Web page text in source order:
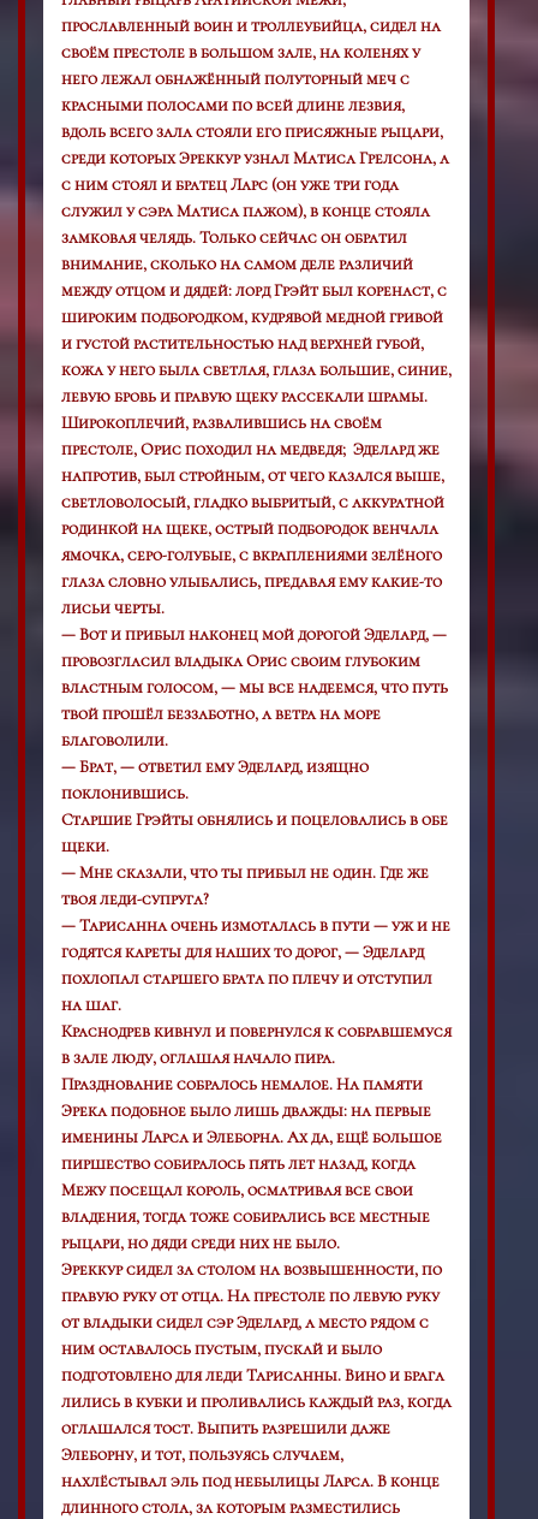
прославленный воин и троллеубийца, сидел на
своём престоле в большом зале, на коленях у
него лежал обнажённый полуторный меч с
красными полосами по всей длине лезвия,
вдоль всего зала стояли его присяжные рыцари,
среди которых Эреккур узнал Матиса Грелсона, а
с ним стоял и братец Ларс (он уже три года
служил у сэра Матиса пажом), в конце стояла
замковая челядь. Только сейчас он обратил
внимание, сколько на самом деле различий
между отцом и дядей: лорд Грэйт был коренаст, с
широким подбородком, кудрявой медной гривой
и густой растительностью над верхней губой,
кожа у него была светлая, глаза большие, синие,
левую бровь и правую щеку рассекали шрамы.
Широкоплечий, развалившись на своём
престоле, Орис походил на медведя; Эделард же
напротив, был стройным, от чего казался выше,
светловолосый,гладко выбритый, с аккуратной
родинкой на щеке, острый подбородок венчала
ямочка, серо-голубые, с вкраплениями зелёного
глаза словно улыбались, предавая ему какие-то
лисьи черты.
— Вот и прибыл наконец мой дорогой Эделард, —
провозгласил владыка Орис своим глубоким
властным голосом, — мы все надеемся, что путь
твой прошёл беззаботно, а ветра на море
благоволили.
— Брат, — ответил ему Эделард, изящно
поклонившись.
Старшие Грэйты обнялись и поцеловались в обе
щеки.
— Мне сказали, что ты прибыл не один. Где же
твоя леди-супруга?
— Тарисанна очень измоталась в пути — уж и не
годятся кареты для наших то дорог, — Эделард
похлопал старшего брата по плечу и отступил
на шаг.
Краснодрев кивнул и повернулся к собравшемуся
в зале люду, оглашая начало пира.
Празднование собралось немалое. На памяти
Эрека подобное было лишь дважды: на первые
именины Ларса и Элеборна. Ах да, ещё большое
пиршество собиралось пять лет назад, когда
Межу посещал король, осматривая все свои
владения, тогда тоже собирались все местные
рыцари, но дяди среди них не было.
Эреккур сидел за столом на возвышенности, по
правую руку от отца. На престоле по левую руку
от владыки сидел сэр Эделард, а место рядом с
ним оставалось пустым, пускай и было
подготовлено для леди Тарисанны. Вино и брага
лились в кубки и проливались каждый раз, когда
оглашался тост. Выпить разрешили даже
Элеборну, и тот, пользуясь случаем,
нахлёстывал эль под небылицы Ларса. В конце
длинного стола, за которым разместились